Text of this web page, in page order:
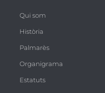
Qui som
Història
Palmarès
Organigrama
Estatuts